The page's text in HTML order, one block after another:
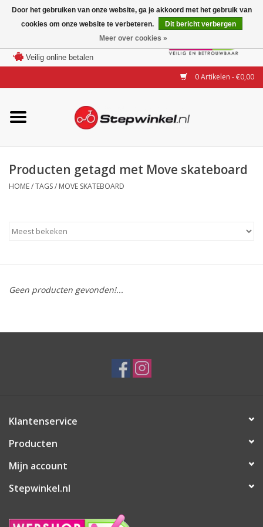
Veilig online betalen
0 Artikelen - €0,00
Merken
Modellen
Accessoires
Steps huren of uitproberen
Producten getagd met Move skateboard
HOME/TAGS/ MOVE SKATEBOARD
Geen producten gevonden!...
Klantenservice
Producten
Mijn account
Stepwinkel.nl
Door het gebruiken van onze website, ga je akkoord met het gebruik van
cookies om onze website te verbeteren.
Dit bericht verbergen
Meer over cookies »